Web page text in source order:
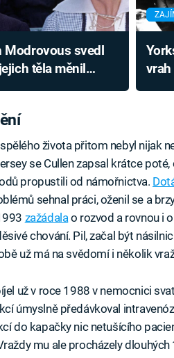
Modrovous svedl
těla měnil
života přitom nebyl nijak
se Cullen zapsal krátce
propustili od námořnictva.
sehnal práci, oženil se a
zažádalao rozvod a rovnou i
chování. Pil, začal být
už má na svědomí i několik
už v roce 1988 v nemocnici
úmyslně předávkoval
do kapačky nic netušícího
mu ale procházely dlouhých